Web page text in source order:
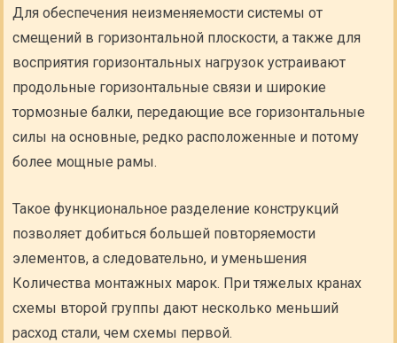
Для обеспечения неизменяемости системы от
смещений в горизонтальной плоскости, а также для
восприятия горизонтальных нагрузок устраивают
продольные горизонтальные связи и широкие
тормозные балки, передающие все горизонтальные
силы на основные, редко расположенные и потому
более мощные рамы.
Такое функциональное разделение конструкций
позволяет добиться большей повторяемости
элементов, а следовательно, и уменьшения
Количества монтажных марок. При тяжелых кранах
схемы второй группы дают несколько меньший
расход стали, чем схемы первой.